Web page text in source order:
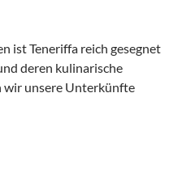
ist Teneriffa reich gesegnet
deren kulinarische
wir unsere Unterkünfte